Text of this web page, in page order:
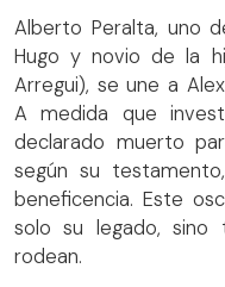
Alberto Peralta, uno
Hugo y novio de la
Arregui), se une a
A medida que
declarado muerto
según su
beneficencia. Este
solo su legado, sino
rodean.